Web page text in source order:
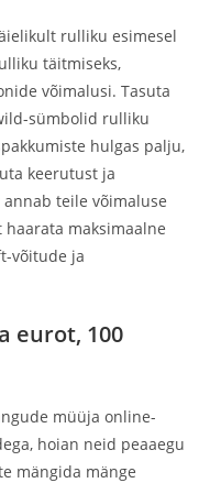
rulliku esimesel
täitmiseks,
võimalusi. Tasuta
sümbolid rulliku
hulgas palju,
keerutust ja
teile võimaluse
maksimaalne
võitude ja
eurot, 100
müüja online-
hoian neid peaaegu
mängida mänge